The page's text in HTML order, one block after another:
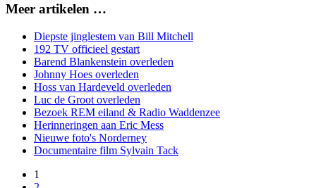
Meer artikelen …
Diepste jinglestem van Bill Mitchell
192 TV officieel gestart
Barend Blankenstein overleden
Johnny Hoes overleden
Hoss van Hardeveld overleden
Luc de Groot overleden
Bezoek REM eiland & Radio Waddenzee
Herinneringen aan Eric Mess
Nieuwe foto's Norderney
Documentaire film Sylvain Tack
1